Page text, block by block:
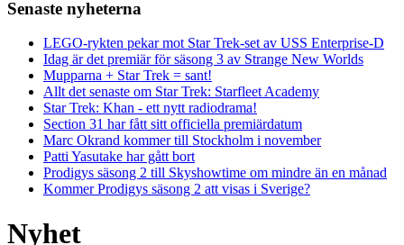
Senaste nyheterna
LEGO-rykten pekar mot Star Trek-set av USS Enterprise-D
Idag är det premiär för säsong 3 av Strange New Worlds
Mupparna + Star Trek = sant!
Allt det senaste om Star Trek: Starfleet Academy
Star Trek: Khan - ett nytt radiodrama!
Section 31 har fått sitt officiella premiärdatum
Marc Okrand kommer till Stockholm i november
Patti Yasutake har gått bort
Prodigys säsong 2 till Skyshowtime om mindre än en månad
Kommer Prodigys säsong 2 att visas i Sverige?
Nyhet